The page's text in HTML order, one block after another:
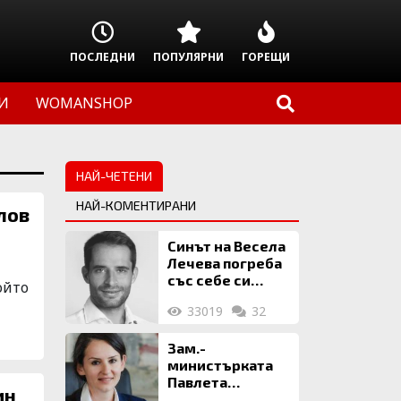
ПОСЛЕДНИ ПОПУЛЯРНИ ГОРЕЩИ
WOMANSHOP
НАЙ-ЧЕТЕНИ
НАЙ-КОМЕНТИРАНИ
Синът на Весела
Лечева погреба
със себе си
млн. евро
33019 32
Зам.-
министърката
Павлета